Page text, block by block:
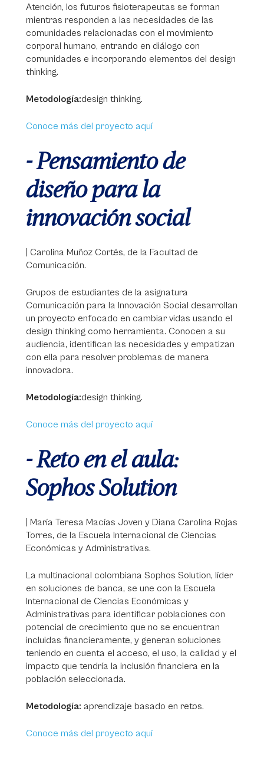
Atención, los futuros fisioterapeutas se forman
mientras responden a las necesidades de las
comunidades relacionadas con el movimiento
corporal humano, entrando en diálogo con
comunidades e incorporando elementos del design
thinking.
Metodología:design thinking.
Conoce más del proyecto aquí
- Pensamiento de
diseño para la
innovación social
| Carolina Muñoz Cortés, de la Facultad de
Comunicación.
Grupos de estudiantes de la asignatura
Comunicación para la Innovación Social desarrollan
un proyecto enfocado en cambiar vidas usando el
design thinking como herramienta. Conocen a su
audiencia, identifican las necesidades y empatizan
con ella para resolver problemas de manera
innovadora.
Metodología:design thinking.
Conoce más del proyecto aquí
- Reto en el aula:
Sophos Solution
| María Teresa Macías Joven y Diana Carolina Rojas
Torres, de la Escuela Internacional de Ciencias
Económicas y Administrativas.
La multinacional colombiana Sophos Solution, líder
en soluciones de banca, se une con la Escuela
Internacional de Ciencias Económicas y
Administrativas para identificar poblaciones con
potencial de crecimiento que no se encuentran
incluidas financieramente, y generan soluciones
teniendo en cuenta el acceso, el uso, la calidad y el
impacto que tendría la inclusión financiera en la
población seleccionada.
Metodología: aprendizaje basado en retos.
Conoce más del proyecto aquí